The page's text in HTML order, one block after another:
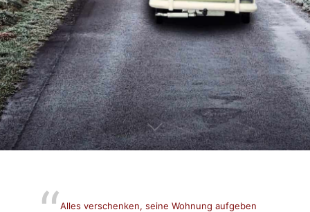
Alles verschenken, seine Wohnung aufgeben